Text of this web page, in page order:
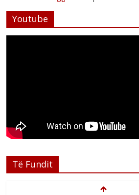
Youtube
Të Fundit